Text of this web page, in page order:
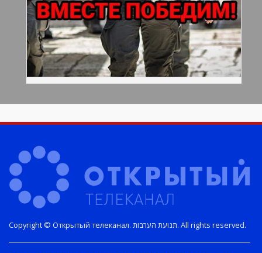
Copyright © Открытый телеканал. תנועת הערבות. All rights reserved.